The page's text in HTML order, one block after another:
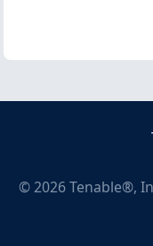
©2026Tenable®,